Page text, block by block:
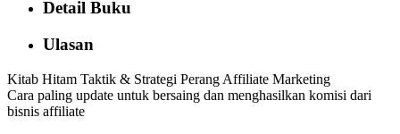
Detail Buku
Ulasan
Kitab Hitam Taktik & Strategi Perang Affiliate Marketing
Cara paling update untuk bersaing dan menghasilkan komisi dari
bisnis affiliate